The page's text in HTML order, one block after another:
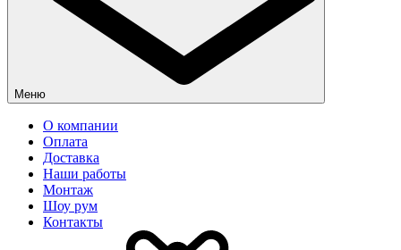
Меню
О компании
Оплата
Доставка
Наши работы
Монтаж
Шоу рум
Контакты